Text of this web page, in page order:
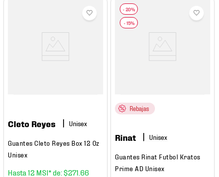
Cleto Reyes
Guantes Cleto Reyes Box 12 Oz
Unisex
12 $271 66
Rebajas
Rinat
Guantes Rinat Futbol Kratos
Prime AD Unisex